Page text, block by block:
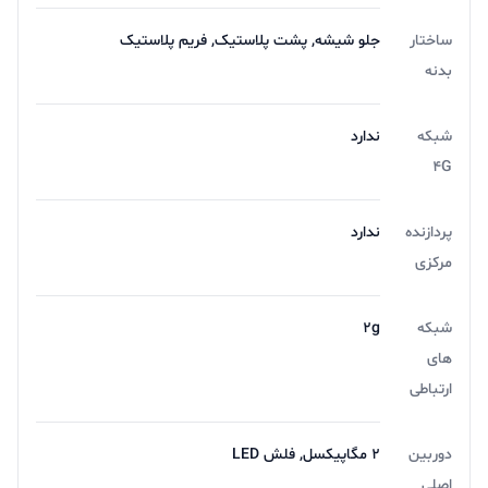
ساختار
بدنه
جلو شیشه, پشت پلاستیک, فریم پلاستیک
شبکه
4G
ندارد
پردازنده
مرکزی
ندارد
شبکه
های
ارتباطی
2g
دوربین
2 مگاپیکسل, فلش LED